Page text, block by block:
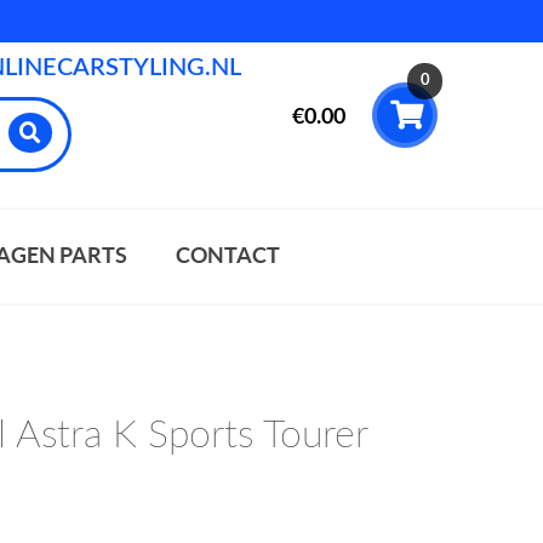
€0.00
0
PARTS CONTACT
K Sports Tourer